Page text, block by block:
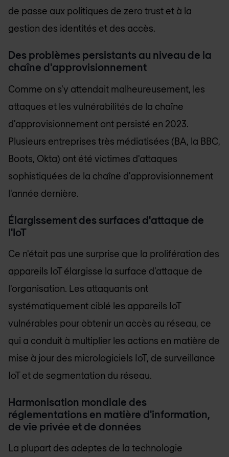
de passe aux politiques de zero trust et à la
gestion des identités et des accès.
Des problèmes persistants au niveau de la
chaîne d'approvisionnement
Comme on s'y attendait malheureusement, les
attaques et les vulnérabilités de la chaîne
d'approvisionnement ont persisté en 2023.
Plusieurs entreprises très médiatisées (BA, la BBC,
Boots, Okta) ont été victimes d'attaques
sophistiquées de la chaîne d'approvisionnement
l'année dernière.
Élargissement des surfaces d'attaque de
l'IoT
Ce n'était pas une surprise que la prolifération des
appareils IoT élargisse la surface d'attaque de
l'organisation. Les attaquants ont
systématiquement ciblé les appareils IoT
vulnérables pour obtenir un accès au réseau, ce
qui a conduit à multiplier les actions en matière de
mise à jour des micrologiciels IoT, de surveillance
IoT et de segmentation du réseau.
Harmonisation mondiale des
réglementations en matière d'information,
de vie privée et de données
La plupart des adeptes de la technologie